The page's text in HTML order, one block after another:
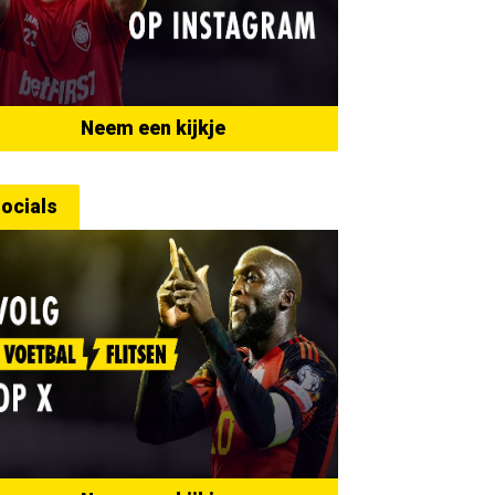
Neem een kijkje